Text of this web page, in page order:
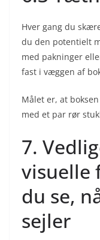
Hver gang du
du den potentielt
med pakninger
fast i væggen af
Målet er, at
med et par rør
7.
visuelle
du se,
sejler